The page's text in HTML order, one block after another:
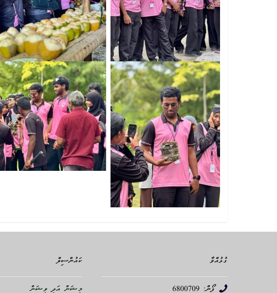
ކައުންސިލް
މިޝަން އަދި ވިޝަން
ގުޅުއްވާ
ފޯން: 6800709